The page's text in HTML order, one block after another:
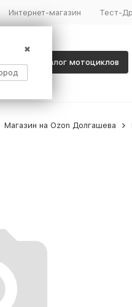
✖
Интернет-магазин Тест-
Каталог мотоциклов
Магазин на Ozon Долгашева